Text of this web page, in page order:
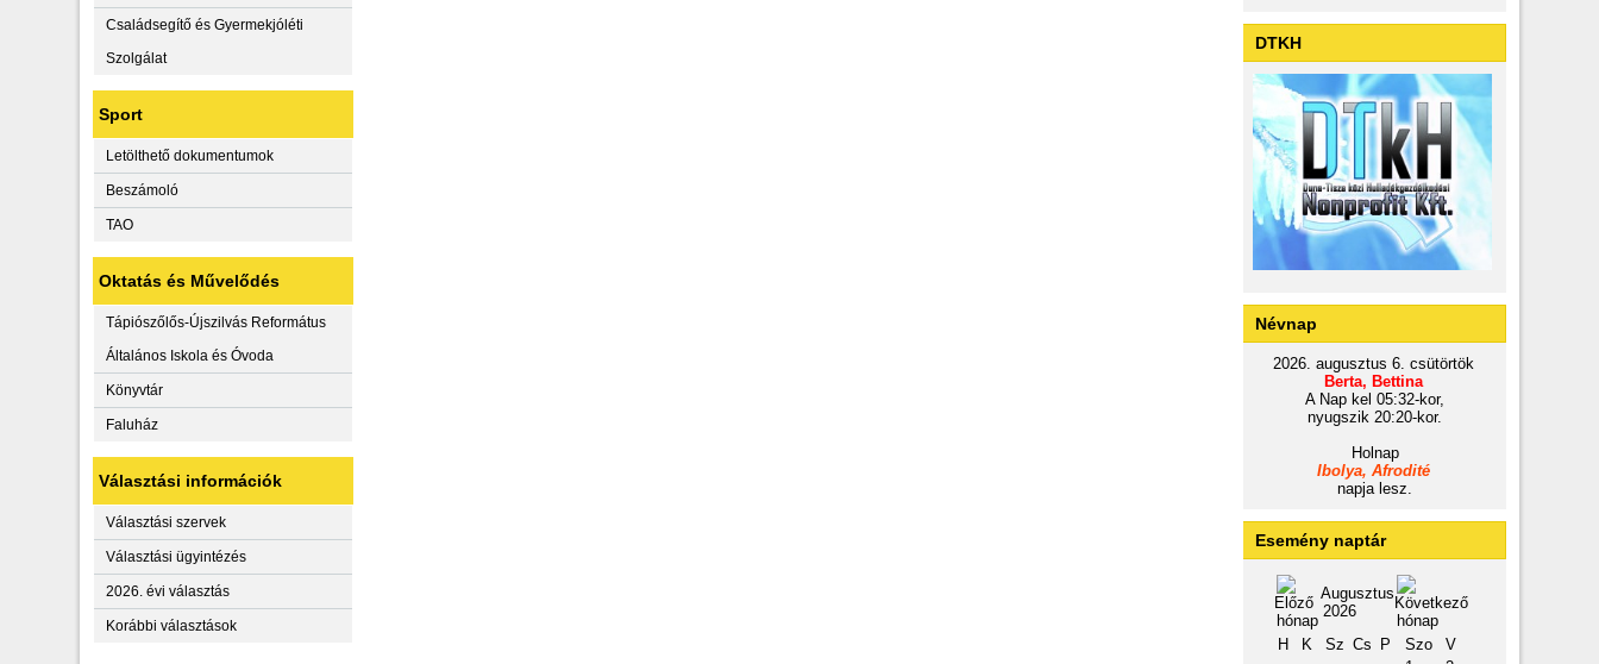
Családsegítő és Gyermekjóléti
Szolgálat
Sport
Letölthető dokumentumok
Beszámoló
TAO
Oktatás és Művelődés
Tápiószőlős-Újszilvás Református
Általános Iskola és Óvoda
Könyvtár
Faluház
Választási információk
Választási szervek
Választási ügyintézés
2026. évi választás
Korábbi választások
DTKH
Névnap
2026. augusztus 6. csütörtök
Berta, Bettina
A Nap kel 05:32-kor,
nyugszik 20:20-kor.
Holnap
Ibolya, Afrodité
napja lesz.
Esemény naptár
Augusztus
2026
H
K Sz Cs P Szo
V